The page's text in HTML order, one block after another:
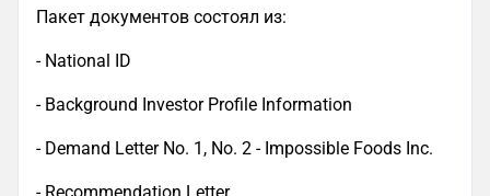
Пакет документов состоял из:
- National ID
- Background Investor Profile Information
- Demand Letter No. 1, No. 2 - Impossible Foods Inc.